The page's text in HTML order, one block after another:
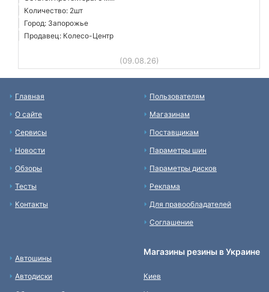
Количество: 2шт
Город: Запорожье
Продавец: Колесо-Центр
(09.08.26)
Главная
О сайте
Сервисы
Новости
Обзоры
Тесты
Контакты
Пользователям
Магазинам
Поставщикам
Параметры шин
Параметры дисков
Реклама
Для правообладателей
Соглашение
Автошины
Автодиски
Магазины резины в Украине
Киев